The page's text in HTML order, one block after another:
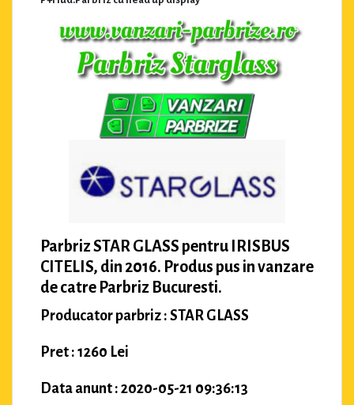
Parbriz STAR GLASS pentru IRISBUS
CITELIS, din 2016. Produs pus in vanzare
de catre Parbriz Bucuresti.
Producator parbriz : STAR GLASS
Pret : 1260 Lei
Data anunt : 2020-05-21 09:36:13